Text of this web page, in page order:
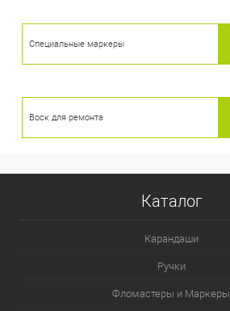
Специальные маркеры
Воск для ремонта
Каталог
Карандаши
Ручки
Фломастеры и Маркеры